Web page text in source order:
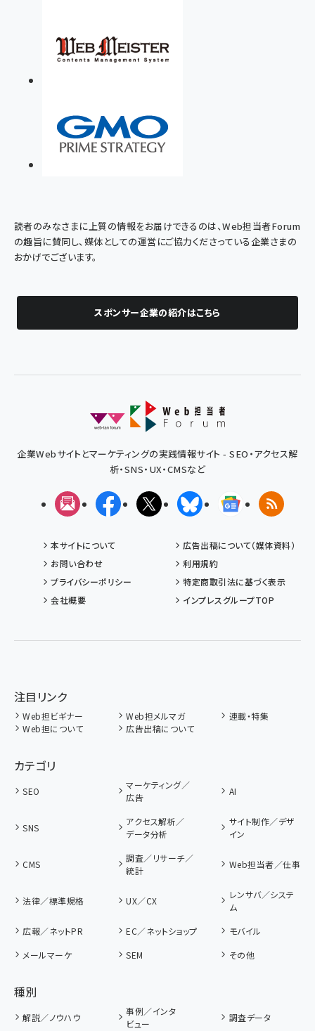
読者のみなさまに上質の情報をお届けできるのは、Web担当者Forum
の趣旨に賛同し、媒体としての運営にご協力くださっている企業さまの
おかげでございます。
スポンサー企業の紹介はこちら
企業Webサイトとマーケティングの実践情報サイト - SEO・アクセス解
析・SNS・UX・CMSなど
メルマガFacebookX(エックス)BlueskyGoogleニュ
RSS
本サイトについて
広告出稿について（媒体資料）
お問い合わせ
利用規約
プライバシーポリシー
特定商取引法に基づく表示
会社概要
インプレスグループTOP
注目リンク
Web担ビギナー Web担メルマガ
連載・特集
Web担について
広告出稿について
カテゴリ
SEO
マーケティング／
広告
AI
SNS
アクセス解析／
データ分析
サイト制作／デザ
イン
CMS
調査／リサーチ／
統計
Web担当者／仕事
法律／標準規格 UX／CX
レンサバ／システ
ム
広報／ネットPR
EC／ネットショップ
モバイル
メールマーケ
SEM その他
種別
解説／ノウハウ
事例／インタ
ビュー
調査データ